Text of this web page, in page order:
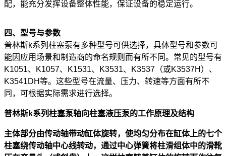
配，能充分发挥设备整体性能，保证设备的稳定运行。
四、型号与参数
普林斯k系列柱塞泵有多种型号可供选择，具体型号和参数可
能因应用场景和制造商的命名规则而有所不同。常见的型号有
K1051、K1057、K1531、K3531、K3537（或K3537H）、
K3541DH等。这些型号在流量、压力、转速等方面有所不
同，可根据实际需求进行选择。
普林斯k系列柱塞泵轴向柱塞液压泵的工作原理及结构
主体部分由传动轴带动缸体旋转，使均匀分布在缸体上的七个
柱塞绕传动轴中心线转动，通过中心弹簧将柱滑组体中的滑靴